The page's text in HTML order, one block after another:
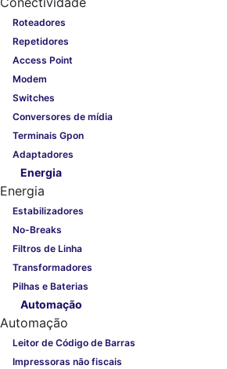
Roteadores
Repetidores
Access Point
Modem
Switches
Conversores de mídia
Terminais Gpon
Adaptadores
Energia
Energia
Estabilizadores
No-Breaks
Filtros de Linha
Transformadores
Pilhas e Baterias
Automação
Automação
Leitor de Código de Barras
Impressoras não fiscais